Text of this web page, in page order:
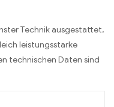
Technik ausgestattet,
leistungsstarke
technischen Daten sind